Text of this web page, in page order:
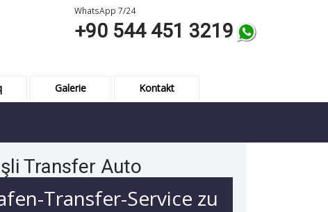
WhatsApp 7/24
+90 544 451 3219
Galerie Kontakt
Transfer Auto
Transfer-Service zu